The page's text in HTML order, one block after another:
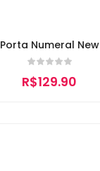
Porta Numeral New
R$129.90